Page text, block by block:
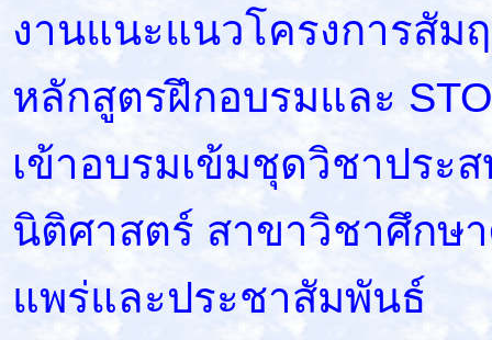
งานแนะแนวโครงการสัม
หลักสูตรฝึกอบรมและ
เข้าอบรมเข้มชุดวิชาปร
นิติศาสตร์ สาขาวิชาศึกษ
แพร่และประชาสัมพันธ์